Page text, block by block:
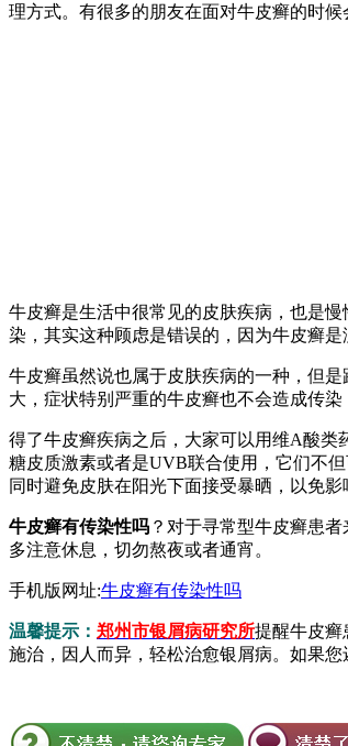
理方式。有很多的朋友在面对牛皮癣的时
牛皮癣是生活中很常见的皮肤疾病，也是
染，其实这种顾虑是错误的，因为牛皮癣是
牛皮癣虽然说也属于皮肤疾病的一种，但
大，症状特别严重的牛皮癣也不会造成传染
得了牛皮癣疾病之后，大家可以用维A酸类
糖皮质激素或者是UVB联合使用，它们不
同时避免皮肤在阳光下面接受暴晒，以免影
牛皮癣有传染性吗 ？对于寻常型牛皮癣患
多注意休息，切勿熬夜或者通宵。
手机版网址:牛皮癣有传染性吗
温馨提示： 郑州市银屑病研究所提醒牛皮癣
施治，因人而异，轻松治愈银屑病。如果